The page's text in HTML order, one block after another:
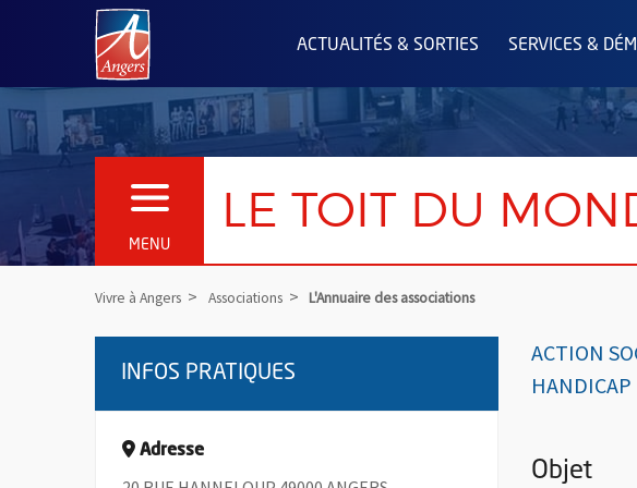
Angers.fr : Retour à l'accueil
ACTUALITÉS & SORTIES SERVICES &
MENU
OUVRIR LE MENU LE TOIT DU
Vivre à Angers Associations L'Annuaire des associations
ACTION
HANDICAP
Objet
INFOS PRATIQUES
Adresse